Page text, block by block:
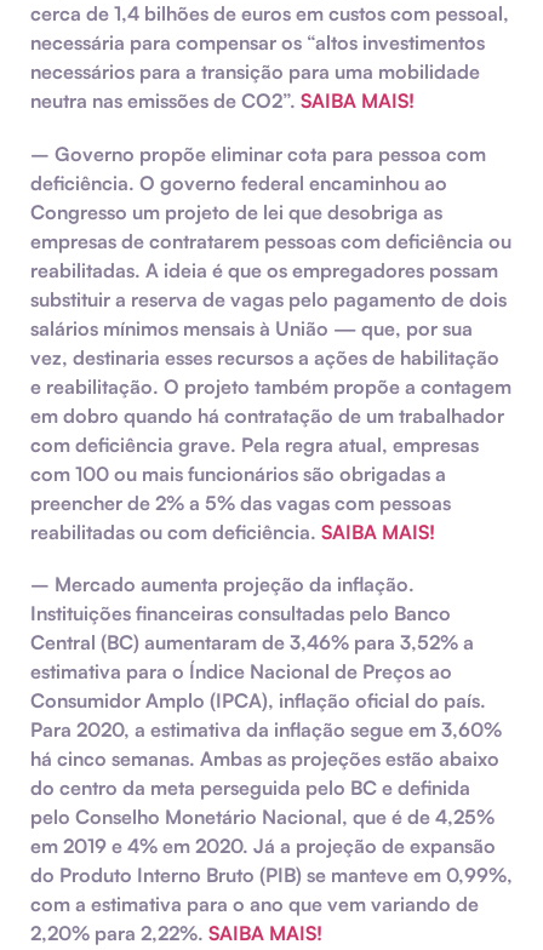
cerca de 1,4 bilhões de euros em custos com pessoal,
necessária para compensar os “altos investimentos
necessários para a transição para uma mobilidade
neutra nas emissões de CO2”. SAIBA MAIS!
– Governo propõe eliminar cota para pessoa com
deficiência. O governo federal encaminhou ao
Congresso um projeto de lei que desobriga as
empresas de contratarem pessoas com deficiência ou
reabilitadas. A ideia é que os empregadores possam
substituir a reserva de vagas pelo pagamento de dois
salários mínimos mensais à União — que, por sua
vez, destinaria esses recursos a ações de habilitação
e reabilitação. O projeto também propõe a contagem
em dobro quando há contratação de um trabalhador
com deficiência grave. Pela regra atual, empresas
com 100 ou mais funcionários são obrigadas a
preencher de 2% a 5% das vagas com pessoas
reabilitadas ou com deficiência. SAIBA MAIS!
– Mercado aumenta projeção da inflação.
Instituições financeiras consultadas pelo Banco
Central (BC) aumentaram de 3,46% para 3,52% a
estimativa para o Índice Nacional de Preços ao
Consumidor Amplo (IPCA), inflação oficial do país.
Para 2020, a estimativa da inflação segue em 3,60%
há cinco semanas. Ambas as projeções estão abaixo
do centro da meta perseguida pelo BC e definida
pelo Conselho Monetário Nacional, que é de 4,25%
em 2019 e 4% em 2020. Já a projeção de expansão
do Produto Interno Bruto (PIB) se manteve em 0,99%,
com a estimativa para o ano que vem variando de
2,20% para 2,22%. SAIBA MAIS!